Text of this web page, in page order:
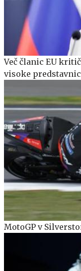
Več članic EU
visoke
MotoGP v